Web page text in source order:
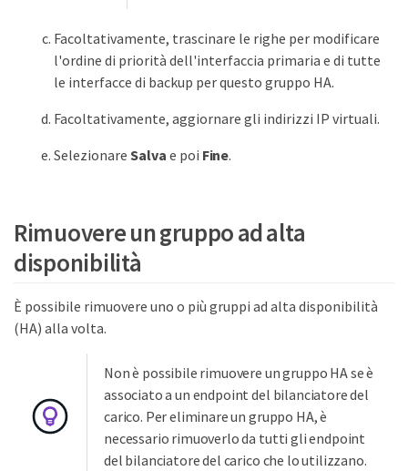
Facoltativamente, trascinare le righe per modificare
l'ordine di priorità dell'interfaccia primaria e di tutte
le interfacce di backup per questo gruppo HA.
Facoltativamente, aggiornare gli indirizzi IP virtuali.
Selezionare Salva e poi Fine.
Rimuovere un gruppo ad alta
disponibilità
È possibile rimuovere uno o più gruppi ad alta disponibilità
(HA) alla volta.
Non è possibile rimuovere un gruppo HA se è
associato a un endpoint del bilanciatore del
carico. Per eliminare un gruppo HA, è
necessario rimuoverlo da tutti gli endpoint
del bilanciatore del carico che lo utilizzano.